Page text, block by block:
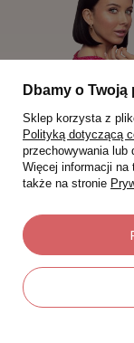
Moje
Status
Śledzenie
Dbamy o
Sklep korzysta z
Polityką dotyczącą
przechowywania lub
Więcej informacji na
także na stronie